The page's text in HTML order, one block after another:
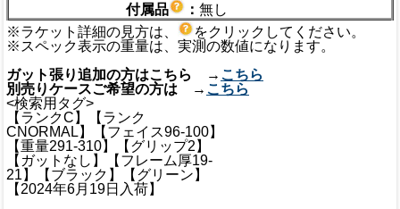
付属品
： 無し
※ラケット詳細の見方は、
をクリックしてください。
※スペック表示の重量は、実測の数値になります。
ガット張り追加の方はこちら → こちら
別売りケースご希望の方は → こちら
<検索用タグ>
【ランクC】【ランク
CNORMAL】【フェイス96-100】
【重量291-310】【グリップ2】
【ガットなし】【フレーム厚19-
21】【ブラック】【グリーン】
【2024年6月19日入荷】